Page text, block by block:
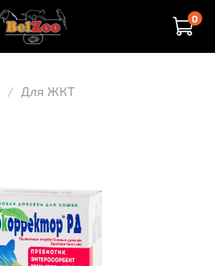
0
Для ЖКТ